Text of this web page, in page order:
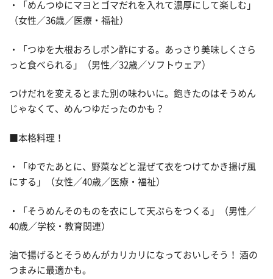
・「めんつゆにマヨとゴマだれを入れて濃厚にして楽しむ」
（女性／36歳／医療・福祉）
・「つゆを大根おろしポン酢にする。あっさり美味しくさら
っと食べられる」（男性／32歳／ソフトウェア）
つけだれを変えるとまた別の味わいに。飽きたのはそうめん
じゃなくて、めんつゆだったのかも？
■本格料理！
・「ゆでたあとに、野菜などと混ぜて衣をつけてかき揚げ風
にする」（女性／40歳／医療・福祉）
・「そうめんそのものを衣にして天ぷらをつくる」（男性／
40歳／学校・教育関連）
油で揚げるとそうめんがカリカリになっておいしそう！ 酒の
つまみに最適かも。